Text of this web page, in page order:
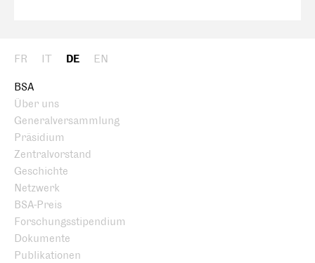
FR IT DE EN
BSA
Über uns
Generalversammlung
Präsidium
Zentralvorstand
Geschichte
Netzwerk
BSA-Preis
Forschungsstipendium
Dokumente
Publikationen